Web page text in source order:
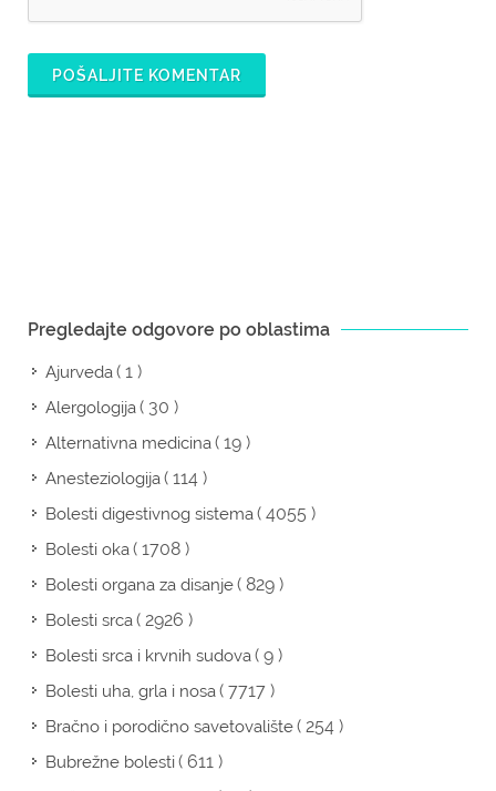
POŠALJITE KOMENTAR
Pregledajte odgovore po oblastima
Ajurveda( 1 )
Alergologija( 30 )
Alternativna medicina( 19 )
Anesteziologija( 114 )
Bolesti digestivnog sistema( 4055 )
Bolesti oka( 1708 )
Bolesti organa za disanje( 829 )
Bolesti srca( 2926 )
Bolesti srca i krvnih sudova( 9 )
Bolesti uha, grla i nosa( 7717 )
Bračno i porodično savetovalište( 254 )
Bubrežne bolesti( 611 )